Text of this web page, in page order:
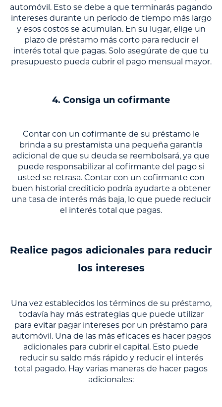
automóvil. Esto se debe a que terminarás pagando
intereses durante un período de tiempo más largo
y esos costos se acumulan. En su lugar, elige un
plazo de préstamo más corto para reducir el
interés total que pagas. Solo asegúrate de que tu
presupuesto pueda cubrir el pago mensual mayor.
4. Consiga un cofirmante
Contar con un cofirmante de su préstamo le
brinda a su prestamista una pequeña garantía
adicional de que su deuda se reembolsará, ya que
puede responsabilizar al cofirmante del pago si
usted se retrasa. Contar con un cofirmante con
buen historial crediticio podría ayudarte a obtener
una tasa de interés más baja, lo que puede reducir
el interés total que pagas.
Realice pagos adicionales para reducir
los intereses
Una vez establecidos los términos de su préstamo,
todavía hay más estrategias que puede utilizar
para evitar pagar intereses por un préstamo para
automóvil. Una de las más eficaces es hacer pagos
adicionales para cubrir el capital. Esto puede
reducir su saldo más rápido y reducir el interés
total pagado. Hay varias maneras de hacer pagos
adicionales: